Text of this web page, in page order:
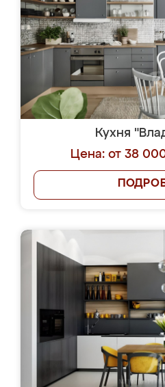
Кухня
Цена: от 38